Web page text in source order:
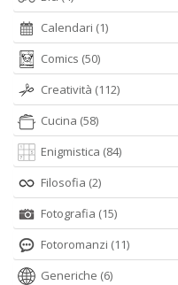
Calendari (1)
Comics (50)
Creatività (112)
Cucina (58)
Enigmistica (84)
Filosofia (2)
Fotografia (15)
Fotoromanzi (11)
Generiche (6)